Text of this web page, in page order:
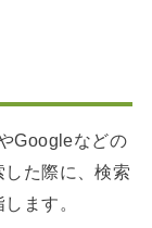
Googleなどの
た際に、検索
ます。